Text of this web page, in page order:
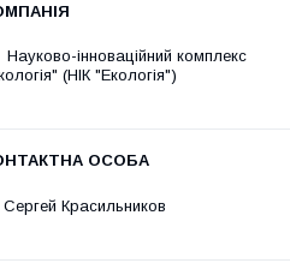
Науково-інноваційний комплекс
(НІК "Екологія")
Сергей Красильников